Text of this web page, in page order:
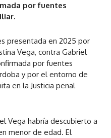
por fuentes
presentada en 2025 por
Vega, contra Gabriel
por fuentes
y por el entorno de
en la Justicia penal
Vega habría descubierto a
menor de edad. El